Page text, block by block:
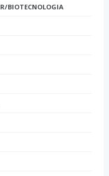
BIOTECNOLOGIA